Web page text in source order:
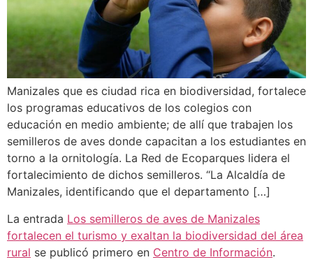
Manizales que es ciudad rica en biodiversidad, fortalece
los programas educativos de los colegios con
educación en medio ambiente; de allí que trabajen los
semilleros de aves donde capacitan a los estudiantes en
torno a la ornitología. La Red de Ecoparques lidera el
fortalecimiento de dichos semilleros. “La Alcaldía de
Manizales, identificando que el departamento […]
La entrada Los semilleros de aves de Manizales
fortalecen el turismo y exaltan la biodiversidad del área
rural se publicó primero en Centro de Información.